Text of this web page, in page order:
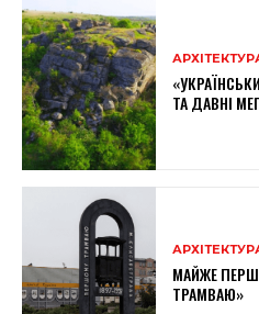
ТА ДАВНІ
МАЙЖЕ
ТРАМВАЮ»